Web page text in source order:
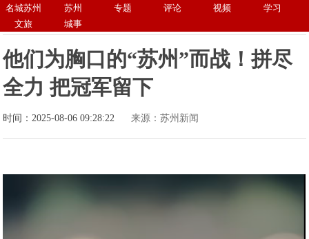
名城苏州 苏州 专题 评论 视频
学习
文旅
城事
他们为胸口的“苏州”而战！拼尽
全力 把冠军留下
时间：2025-08-06 09:28:22 来源：苏州新闻